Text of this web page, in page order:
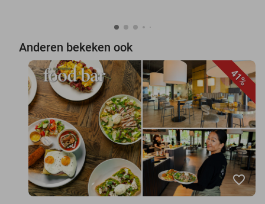
Anderen bekeken ook
41%
favorite_border